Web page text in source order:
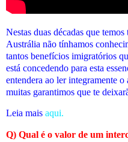
Nestas duas décadas que
Austrália não tínhamos
tantos benefícios imigratórios
está concedendo para esta
entendera ao ler integramente o
muitas garantimos que te
Leia mais aqui.
Q) Qual é o valor de um